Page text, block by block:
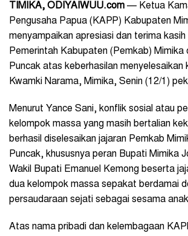
TIMIKA, ODIYAIWUU.com — Ketua
Pengusaha Papua (KAPP) Kabupaten
menyampaikan apresiasi dan terima
Pemerintah Kabupaten (Pemkab) Mimika
Puncak atas keberhasilan menyelesaikan
Kwamki Narama, Mimika, Senin (12/1)
Menurut Yance Sani, konflik sosial atau
kelompok massa yang masih bertalian
berhasil diselesaikan jajaran Pemkab
Puncak, khususnya peran Bupati Mimika
Wakil Bupati Emanuel Kemong beserta
dua kelompok massa sepakat berdamai
persaudaraan sejati sebagai sesama
Atas nama pribadi dan kelembagaan